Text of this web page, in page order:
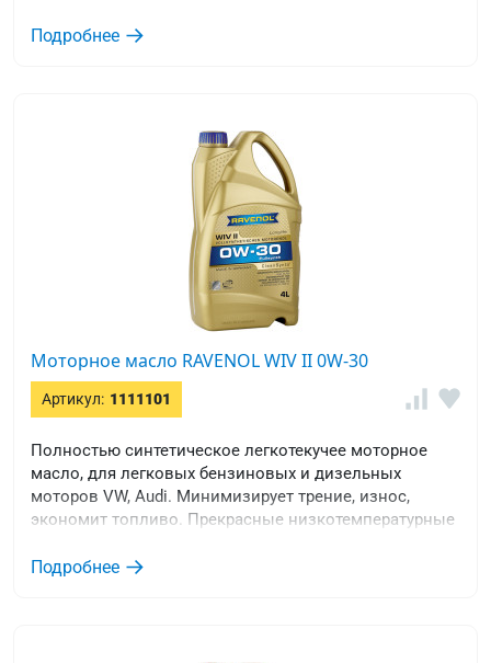
и уровнем качества ACEA A3/B4.
Подробнее
Моторное масло RAVENOL WIV II 0W-30
Артикул: 1111101
Полностью синтетическое легкотекучее моторное
масло, для легковых бензиновых и дизельных
моторов VW, Audi. Минимизирует трение, износ,
экономит топливо. Прекрасные низкотемпературные
Подробнее